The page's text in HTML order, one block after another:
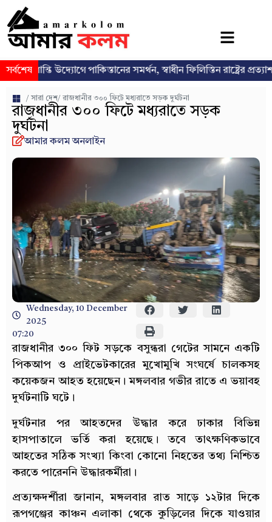
সর্বশেষ
উদ্যোগে পাকিস্তানের সমর্থন, স্বাধীন ফিলিস্তিন রাষ্ট্রের প্রত্যাশা পুনর্ব্যক্ত
/ সারা দেশ/ রাজধানীর ৩০০ ফিটে মধ্যরাতে সড়ক দুর্ঘটনা
রাজধানীর ৩০০ ফিটে মধ্যরাতে সড়ক
দুর্ঘটনা
আমার কলম অনলাইন
Wednesday, 10 December
2025
07:20
রাজধানীর ৩০০ ফিট সড়কে বসুন্ধরা গেটের সামনে একটি
পিকআপ ও প্রাইভেটকারের মুখোমুখি সংঘর্ষে চালকসহ
কয়েকজন আহত হয়েছেন। মঙ্গলবার গভীর রাতে এ ভয়াবহ
দুর্ঘটনাটি ঘটে।
দুর্ঘটনার পর আহতদের উদ্ধার করে ঢাকার বিভিন্ন
হাসপাতালে ভর্তি করা হয়েছে। তবে তাৎক্ষণিকভাবে
আহতের সঠিক সংখ্যা কিংবা কোনো নিহতের তথ্য নিশ্চিত
করতে পারেননি উদ্ধারকর্মীরা।
প্রত্যক্ষদর্শীরা জানান, মঙ্গলবার রাত সাড়ে ১২টার দিকে
রূপগঞ্জের কাঞ্চন এলাকা থেকে কুড়িলের দিকে যাওয়ার